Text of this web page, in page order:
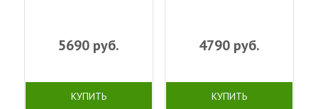
5690 руб.
КУПИТЬ
4790руб.
КУПИТЬ